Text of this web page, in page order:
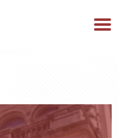
24/7